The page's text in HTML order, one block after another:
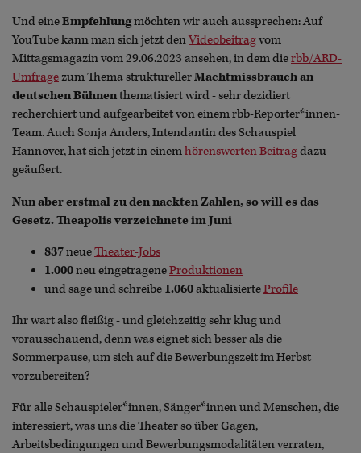
Und eineEmpfehlungmöchten wir auch aussprechen: Auf
YouTube kann man sich jetzt denVideobeitragvom
Mittagsmagazin vom 29.06.2023 ansehen, in dem dierbb/ARD-
Umfragezum Thema strukturellerMachtmissbrauch an
deutschen Bühnenthematisiert wird - sehr dezidiert
recherchiert und aufgearbeitet von einem rbb-Reporter*innen-
Team. Auch Sonja Anders, Intendantin des Schauspiel
Hannover, hat sich jetzt in einemhörenswerten Beitragdazu
geäußert.
Nun aber erstmal zu den nackten Zahlen, so will es das
Gesetz. Theapolis verzeichnete im Juni
837neueTheater-Jobs
1.000neu eingetrageneProduktionen
und sage und schreibe 1.060aktualisierteProfile
Ihr wart also fleißig - und gleichzeitig sehr klug und
vorausschauend, denn was eignet sich besser als die
Sommerpause, um sich auf die Bewerbungszeit im Herbst
vorzubereiten?
Für alle Schauspieler*innen, Sänger*innen und Menschen, die
interessiert, was uns die Theater so über Gagen,
Arbeitsbedingungen und Bewerbungsmodalitäten verraten,